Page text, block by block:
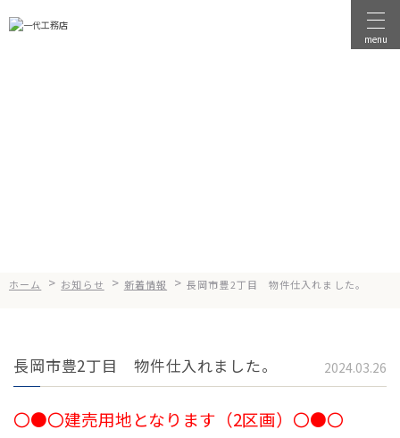
企業方針
コンセプト
選ばれる理由
お客様の声
menu
ホーム > お知らせ > 新着情報 > 長岡市豊2丁目 物件仕入れました。
長岡市豊2丁目 物件仕入れました。 2024.03.26
〇●〇建売用地となります（2区画）〇●〇